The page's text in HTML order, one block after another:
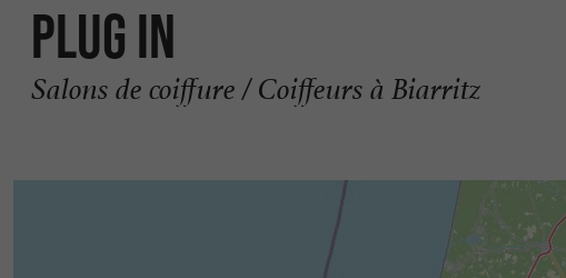
Plug In
Salons de coiffure / Coiffeurs à Biarritz